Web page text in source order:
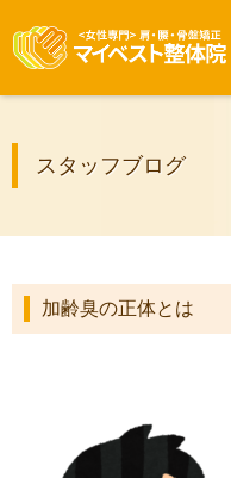
ト整体院
グループ
スタッフブログ
加齢臭の正体とは